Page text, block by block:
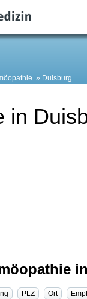
Duisburg
in
PLZ Ort